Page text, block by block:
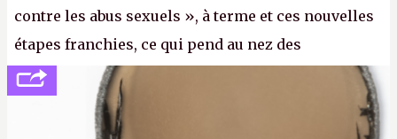
contre les abus sexuels », à terme et ces nouvelles
étapes franchies, ce qui pend au nez des
internautes est à n'en point douter la mise en place
de l’identification obligatoire pour se connecter au
http://cpc.cx/AH432N1
- Crédit photo : Pexels -